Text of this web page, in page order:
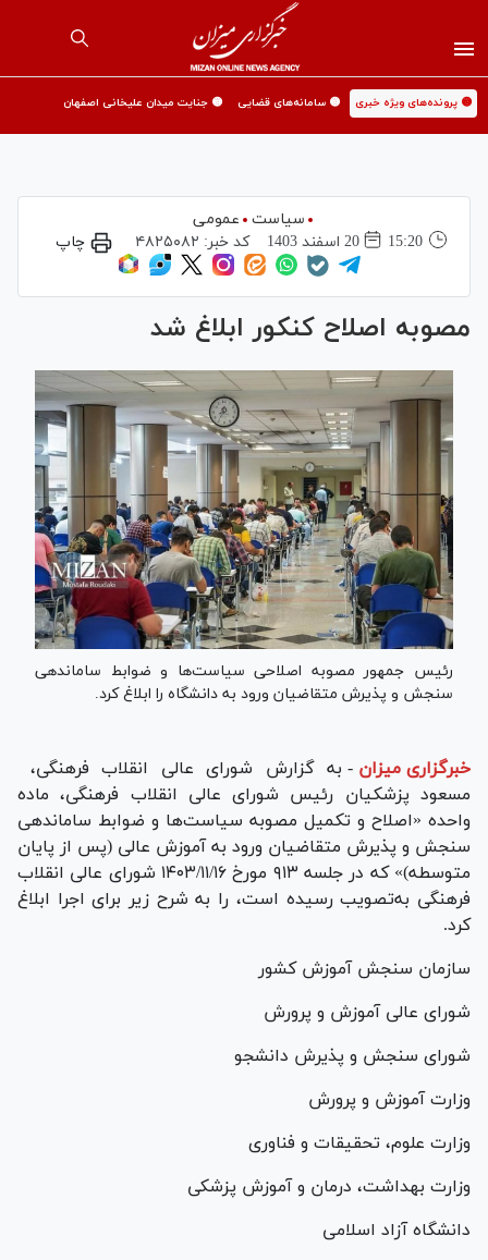
🟡 پرونده‌های ویژه خبری 🟡 سامانه‌های قضایی 🟡 جنایت میدان علیخانی اصفهان
سیاست
عمومی
15:20
20 اسفند 1403 کد خبر: ۴۸۲۵۰۸۲ چاپ
مصوبه اصلاح کنکور ابلاغ شد
رئیس جمهور مصوبه اصلاحی سیاست‌ها و ضوابط ساماندهی
سنجش و پذیرش متقاضیان ورود به دانشگاه را ابلاغ کرد.
خبرگزاری میزان - به گزارش شورای عالی انقلاب فرهنگی،
مسعود پزشکیان رئیس شورای عالی انقلاب فرهنگی، ماده
واحده «اصلاح و تکمیل مصوبه سیاست‌ها و ضوابط ساماندهی
سنجش و پذیرش متقاضیان ورود به آموزش عالی (پس از پایان
متوسطه)» که در جلسه ۹۱۳ مورخ ۱۴۰۳/۱۱/۱۶ شورای عالی انقلاب
فرهنگی به‌تصویب رسیده است، را به شرح زیر برای اجرا ابلاغ
کرد.
سازمان سنجش آموزش کشور
شورای عالی آموزش و پرورش
شورای سنجش و پذیرش دانشجو
وزارت آموزش و پرورش
وزارت علوم، تحقیقات و فناوری
وزارت بهداشت، درمان و آموزش پزشکی
دانشگاه آزاد اسلامی